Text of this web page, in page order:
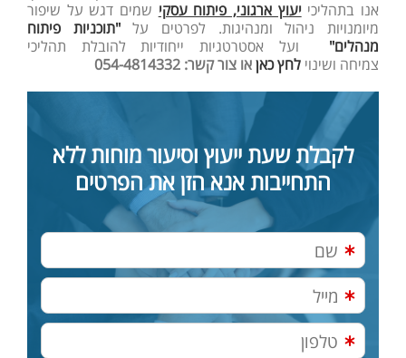
אנו בתהליכי יעוץ ארגוני, פיתוח עסקי שמים דגש על שיפור
מיומנויות ניהול ומנהיגות. לפרטים על"תוכניות פיתוח
מנהלים" ועל אסטרטגיות ייחודיות להובלת תהליכי
צמיחה ושינוי לחץ כאןאו צור קשר: 054-4814332
לקבלת שעת ייעוץ וסיעור מוחות ללא
התחייבות אנא הזן את הפרטים